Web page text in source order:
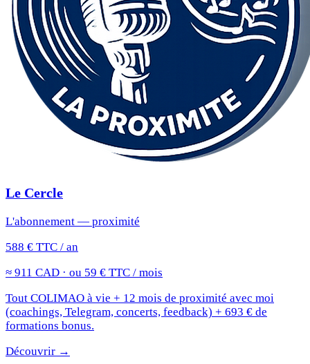
Le Cercle
L'abonnement — proximité
588 € TTC / an
≈ 911 CAD · ou 59 € TTC / mois
Tout COLIMAO à vie + 12 mois de proximité avec moi
(coachings, Telegram, concerts, feedback) + 693 € de
formations bonus.
Découvrir →